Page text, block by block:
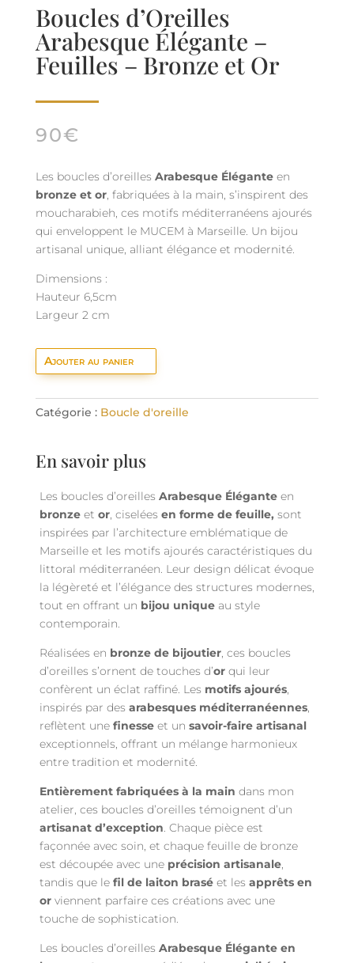
Boucles d’Oreilles
Arabesque Élégante –
Feuilles – Bronze et Or
90€
Les boucles d’oreilles Arabesque Éléganteen
bronze et or, fabriquées à la main, s’inspirent des
moucharabieh, ces motifs méditerranéens ajourés
qui enveloppent le MUCEM à Marseille. Un bijou
artisanal unique, alliant élégance et modernité.
Dimensions :
Hauteur 6,5cm
Largeur 2 cm
Ajouter au panier
Catégorie : Boucle d'oreille
En savoir plus
Les boucles d’oreilles Arabesque Éléganteen
bronzeet or, ciselées en forme de feuille, sont
inspirées par l’architecture emblématique de
Marseille et les motifs ajourés caractéristiques du
littoral méditerranéen. Leur design délicat évoque
la légèreté et l’élégance des structures modernes,
tout en offrant un bijou uniqueau style
contemporain.
Réalisées en bronze de bijoutier, ces boucles
d’oreilles s’ornent de touches d’orqui leur
confèrent un éclat raffiné. Les motifs ajourés,
inspirés par des arabesques méditerranéennes,
reflètent une finesseet un savoir-faire artisanal
exceptionnels, offrant un mélange harmonieux
entre tradition et modernité.
Entièrement fabriquées à la main dans mon
atelier, ces boucles d’oreilles témoignent d’un
artisanat d’exception. Chaque pièce est
façonnée avec soin, et chaque feuille de bronze
est découpée avec une précision artisanale,
tandis que le fil de laiton braséet les apprêts en
orviennent parfaire ces créations avec une
touche de sophistication.
Les boucles d’oreilles Arabesque Élégante en